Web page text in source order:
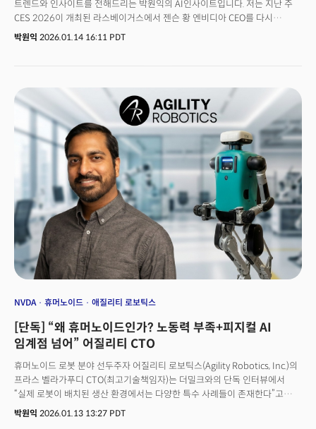
트렌드와 인사이트를 전해드리는 박원익의 AI인사이트입니다. 저는 지난 주
CES 2026이 개최된 라스베이거스에서 젠슨 황 엔비디아 CEO를 다시
만났는데요, 작년 1월 열린 CES 2025, 그리고 3월 산호세에서 열린 GTC
really fun)”고 말하기도 했죠.
박원익 2026.01.14 16:11 PDT
NVDA 휴머노이드 애질리티 로보틱스
[단독] “왜 휴머노이드인가? 노동력 부족+피지컬 AI
임계점 넘어” 어질리티 CTO
휴머노이드 로봇 분야 선두주자 어질리티 로보틱스(Agility Robotics, Inc.)의
프라스 벨라가푸디 CTO(최고기술책임자)는 더밀크와의 단독 인터뷰에서
“실제 로봇이 배치된 생산 환경에서는 다양한 특수 사례들이 존재한다”고
강조했다. 사람 크기의 휴머노이드 로봇 디짓(Digit)을 아마존, GXO의 대형
박원익 2026.01.13 13:27 PDT